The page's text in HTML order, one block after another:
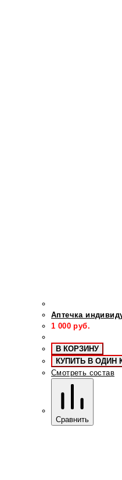
Аптечка
1 000 руб.
В КОРЗИНУ
КУПИТЬ В ОДИН
Смотреть состав
Сравнить